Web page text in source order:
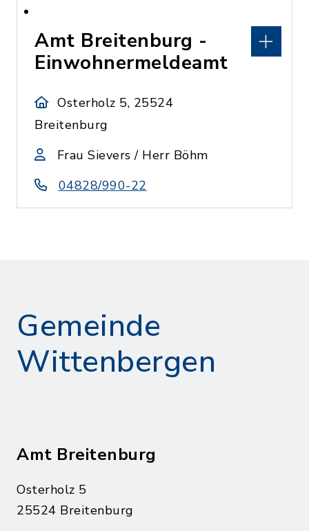
Amt Breitenburg -
Einwohnermeldeamt
Osterholz 5, 25524
Breitenburg
Frau Sievers / Herr Böhm
04828/990-22
Gemeinde
Wittenbergen
Amt Breitenburg
Osterholz 5
25524 Breitenburg